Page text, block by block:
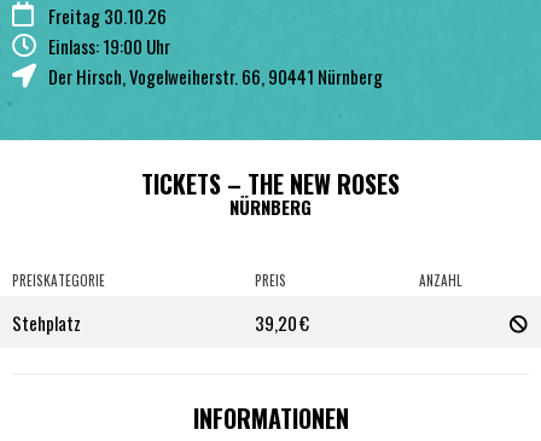
Freitag 30.10.26
Einlass: 19:00 Uhr
Der Hirsch,Vogelweiherstr. 66,90441 Nürnberg
TICKETS – THE NEW ROSES
NÜRNBERG
PREISKATEGORIE PREIS ANZAHL
Stehplatz 39,20 €
INFORMATIONEN